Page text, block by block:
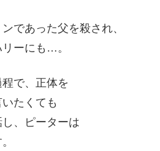
であった父を殺され、
ーにも…。
で、正体を
たくても
、ピーターは